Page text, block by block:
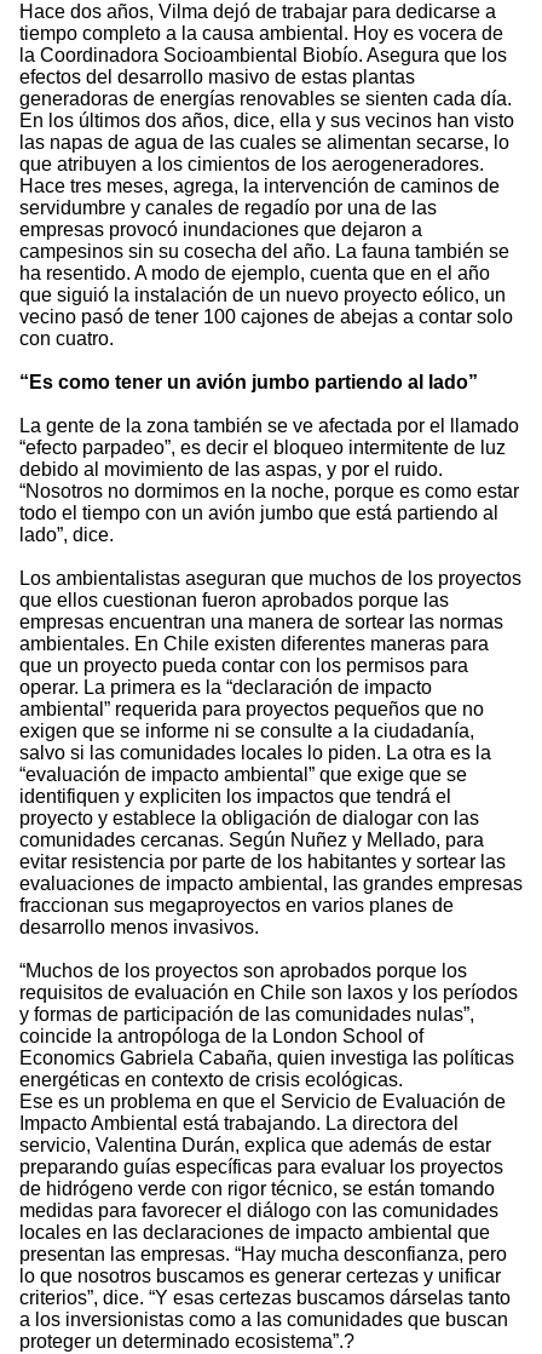
Hace dos años, Vilma dejó de trabajar para dedicarse a
tiempo completo a la causa ambiental. Hoy es vocera de
la Coordinadora Socioambiental Biobío. Asegura que los
efectos del desarrollo masivo de estas plantas
generadoras de energías renovables se sienten cada día.
En los últimos dos años, dice, ella y sus vecinos han visto
las napas de agua de las cuales se alimentan secarse, lo
que atribuyen a los cimientos de los aerogeneradores.
Hace tres meses, agrega, la intervención de caminos de
servidumbre y canales de regadío por una de las
empresas provocó inundaciones que dejaron a
campesinos sin su cosecha del año. La fauna también se
ha resentido. A modo de ejemplo, cuenta que en el año
que siguió la instalación de un nuevo proyecto eólico, un
vecino pasó de tener 100 cajones de abejas a contar solo
con cuatro.
“Es como tener un avión jumbo partiendo al lado”
La gente de la zona también se ve afectada por el llamado
“efecto parpadeo”, es decir el bloqueo intermitente de luz
debido al movimiento de las aspas, y por el ruido.
“Nosotros no dormimos en la noche, porque es como estar
todo el tiempo con un avión jumbo que está partiendo al
lado”, dice.
Los ambientalistas aseguran que muchos de los proyectos
que ellos cuestionan fueron aprobados porque las
empresas encuentran una manera de sortear las normas
ambientales. En Chile existen diferentes maneras para
que un proyecto pueda contar con los permisos para
operar. La primera es la “declaración de impacto
ambiental” requerida para proyectos pequeños que no
exigen que se informe ni se consulte a la ciudadanía,
salvo si las comunidades locales lo piden. La otra es la
“evaluación de impacto ambiental” que exige que se
identifiquen y expliciten los impactos que tendrá el
proyecto y establece la obligación de dialogar con las
comunidades cercanas. Según Nuñez y Mellado, para
evitar resistencia por parte de los habitantes y sortear las
evaluaciones de impacto ambiental, las grandes empresas
fraccionan sus megaproyectos en varios planes de
desarrollo menos invasivos.
“Muchos de los proyectos son aprobados porque los
requisitos de evaluación en Chile son laxos y los períodos
y formas de participación de las comunidades nulas”,
coincide la antropóloga de la London School of
Economics Gabriela Cabaña, quien investiga las políticas
energéticas en contexto de crisis ecológicas.
Ese es un problema en que el Servicio de Evaluación de
Impacto Ambiental está trabajando. La directora del
servicio, Valentina Durán, explica que además de estar
preparando guías específicas para evaluar los proyectos
de hidrógeno verde con rigor técnico, se están tomando
medidas para favorecer el diálogo con las comunidades
locales en las declaraciones de impacto ambiental que
presentan las empresas. “Hay mucha desconfianza, pero
lo que nosotros buscamos es generar certezas y unificar
criterios”, dice. “Y esas certezas buscamos dárselas tanto
a los inversionistas como a las comunidades que buscan
proteger un determinado ecosistema”.?